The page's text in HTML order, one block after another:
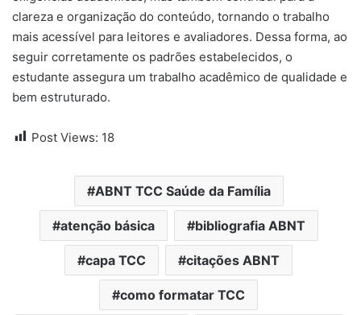
clareza e organização do conteúdo, tornando o trabalho
mais acessível para leitores e avaliadores. Dessa forma, ao
seguir corretamente os padrões estabelecidos, o
estudante assegura um trabalho acadêmico de qualidade e
bem estruturado.
Post Views: 18
ABNT TCC Saúde da Família
atenção básica bibliografia ABNT
capa TCC citações ABNT
como formatar TCC